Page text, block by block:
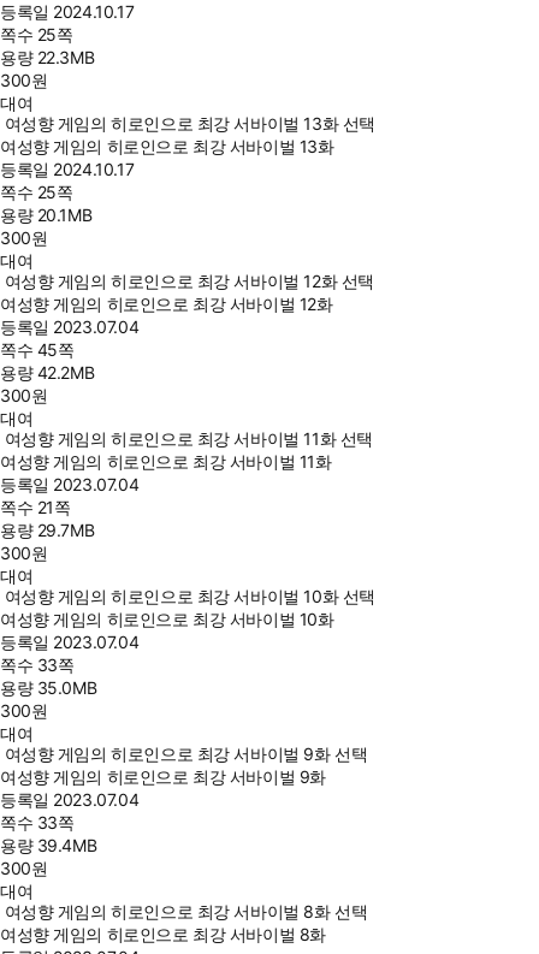
등록일 2024.10.17
쪽수 25쪽
용량 22.3MB
300원
대여
여성향 게임의 히로인으로 최강 서바이벌 13화 선택
여성향 게임의 히로인으로 최강 서바이벌 13화
등록일 2024.10.17
쪽수 25쪽
용량 20.1MB
300원
대여
여성향 게임의 히로인으로 최강 서바이벌 12화 선택
여성향 게임의 히로인으로 최강 서바이벌 12화
등록일 2023.07.04
쪽수 45쪽
용량42.2MB
300원
대여
여성향 게임의 히로인으로 최강 서바이벌 11화 선택
여성향 게임의 히로인으로 최강 서바이벌 11화
등록일 2023.07.04
쪽수 21쪽
용량 29.7MB
300원
대여
여성향 게임의 히로인으로 최강 서바이벌 10화 선택
여성향 게임의 히로인으로 최강 서바이벌 10화
등록일 2023.07.04
쪽수 33쪽
용량 35.0MB
300원
대여
여성향 게임의 히로인으로 최강 서바이벌 9화 선택
여성향 게임의 히로인으로 최강 서바이벌 9화
등록일 2023.07.04
쪽수 33쪽
용량 39.4MB
300원
대여
여성향 게임의 히로인으로 최강 서바이벌 8화 선택
여성향 게임의 히로인으로 최강 서바이벌 8화